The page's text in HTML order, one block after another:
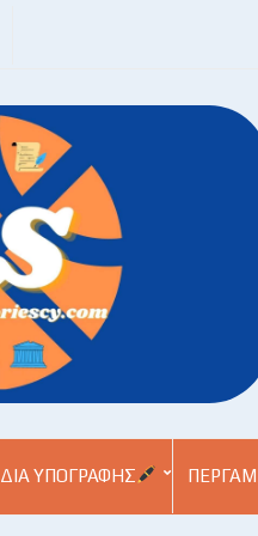
ΔΙΑ ΥΠΟΓΡΑΦΉΣ